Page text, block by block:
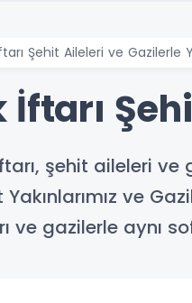
Şehit Aileleri ve Gazilerle
İftarı
şehit aileleri
ve
ve gazilerle aynı